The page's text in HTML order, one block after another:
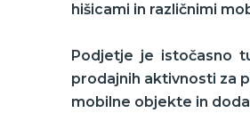
hišicami in različnimi
Podjetje je istočasno
prodajnih aktivnosti za
mobilne objekte in